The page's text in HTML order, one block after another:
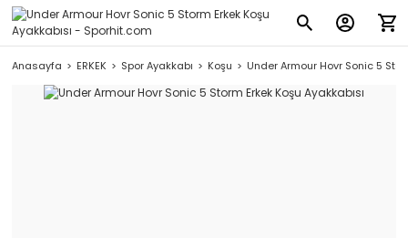
Anasayfa ERKEK Spor Ayakkabı Koşu Under Armour Hovr Sonic 5